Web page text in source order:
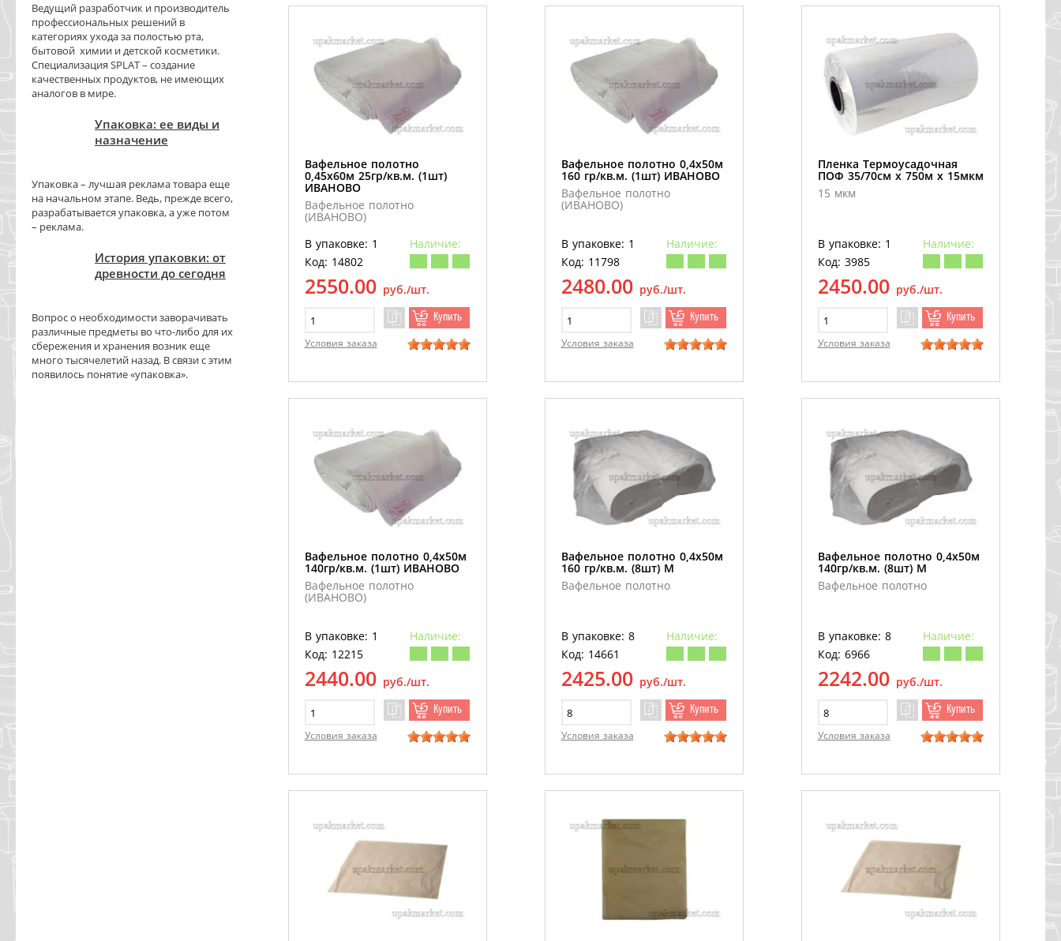
Ведущий разработчик и производитель
профессиональных решений в
категориях ухода за полостью рта,
бытовой химии и детской косметики.
Специализация SPLAT – создание
качественных продуктов, не имеющих
аналогов в мире.
Упаковка: ее виды и
назначение
Упаковка – лучшая реклама товара еще
на начальном этапе. Ведь, прежде всего,
разрабатывается упаковка, а уже потом
– реклама.
История упаковки: от
древности до сегодня
Вопрос о необходимости заворачивать
различные предметы во что-либо для их
сбережения и хранения возник еще
много тысячелетий назад. В связи с этим
появилось понятие «упаковка».
Вафельное полотно
0,45х60м 25гр/кв.м. (1шт)
ИВАНОВО
Вафельное полотно
(ИВАНОВО)
В упаковке: 1
Наличие:
Код: 14802
2550.00 руб./шт.
Купить
Условия заказа
Вафельное полотно 0,4х50м
160 гр/кв.м. (1шт) ИВАНОВО
Вафельное полотно
(ИВАНОВО)
В упаковке: 1
Наличие:
Код: 11798
2480.00 руб./шт.
Купить
Условия заказа
Пленка Термоусадочная
ПОФ 35/70см х 750м х 15мкм
15 мкм
В упаковке: 1
Наличие:
Код: 3985
2450.00 руб./шт.
Купить
Условия заказа
Вафельное полотно 0,4х50м
140гр/кв.м. (1шт) ИВАНОВО
Вафельное полотно
(ИВАНОВО)
В упаковке: 1
Наличие:
Код: 12215
2440.00 руб./шт.
Купить
Условия заказа
Вафельное полотно 0,4х50м
160 гр/кв.м. (8шт) М
Вафельное полотно
В упаковке: 8
Наличие:
Код: 14661
2425.00 руб./шт.
Купить
Условия заказа
Вафельное полотно 0,4х50м
140гр/кв.м. (8шт) М
Вафельное полотно
В упаковке: 8
Наличие:
Код: 6966
2242.00 руб./шт.
Купить
Условия заказа